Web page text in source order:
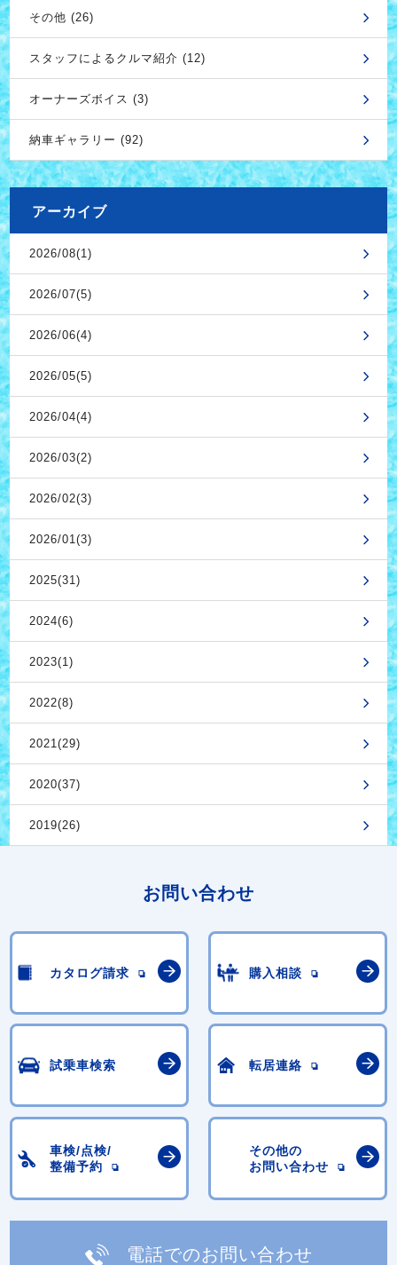
その他 (26)
スタッフによるクルマ紹介 (12)
オーナーズボイス (3)
納車ギャラリー (92)
アーカイブ
2026/08(1)
2026/07(5)
2026/06(4)
2026/05(5)
2026/04(4)
2026/03(2)
2026/02(3)
2026/01(3)
2025(31)
2024(6)
2023(1)
2022(8)
2021(29)
2020(37)
2019(26)
お問い合わせ
カタログ請求 購入相談
試乗車検索 転居連絡
車検/点検/
整備予約
その他の
お問い合わせ
電話でのお問い合わせ